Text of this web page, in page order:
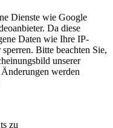
Dienste wie Google
Da diese
Daten wie Ihre IP-
Bitte beachten Sie,
unserer
werden
zu